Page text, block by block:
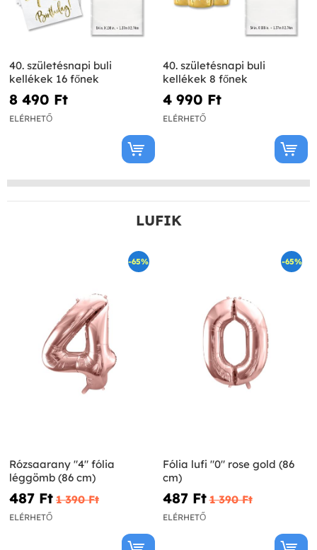
40. születésnapi buli
kellékek 16 főnek
8 490 Ft‎
ELÉRHETŐ
40. születésnapi buli
kellékek 8 főnek
4 990 Ft‎
ELÉRHETŐ
LUFIK
-65%
Rózsaarany "4" fólia
léggömb (86 cm)
487 Ft‎ 1 390 Ft‎
ELÉRHETŐ
-65%
Fólia lufi "0" rose gold (86
cm)
487 Ft‎ 1 390 Ft‎
ELÉRHETŐ